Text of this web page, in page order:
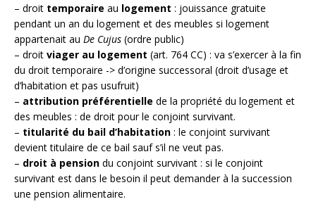
– droit temporaire au logement : jouissance gratuite
pendant un an du logement et des meubles si logement
appartenait au De Cujus (ordre public)
– droit viager au logement (art. 764 CC) : va s’exercer à la fin
du droit temporaire -> d’origine successoral (droit d’usage et
d’habitation et pas usufruit)
– attribution préférentielle de la propriété du logement et
des meubles : de droit pour le conjoint survivant.
– titularité du bail d’habitation : le conjoint survivant
devient titulaire de ce bail sauf s’il ne veut pas.
– droit à pension du conjoint survivant : si le conjoint
survivant est dans le besoin il peut demander à la succession
une pension alimentaire.